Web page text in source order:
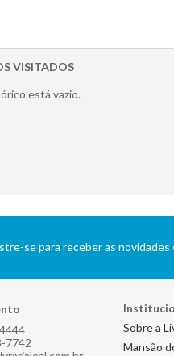
VISITADOS
está vazio.
se para receber as novidades
7742
Sobre a
Mansão